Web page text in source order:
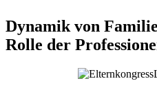
Dynamik von
Rolle der